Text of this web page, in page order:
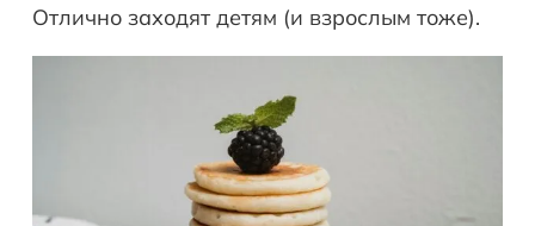
Отлично заходят детям (и взрослым тоже).